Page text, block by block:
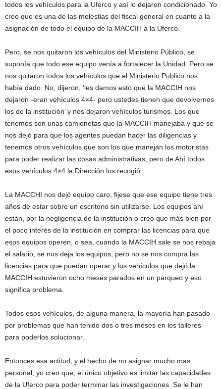
todos los vehículos para la Uferco y así lo dejaron condicionado. Yo
creo que es una de las molestias del fiscal general en cuanto a la
asignación de todo el equipo de la MACCIH a la Uferco.
Pero, se nos quitaron los vehículos del Ministerio Público, se
suponía que todo ese equipo venía a fortalecer la Unidad. Pero se
nos quitaron todos los vehículos que el Ministerio Publico nos
había dado. No, dijeron, ‘les damos esto que la MACCIH nos
dejaron -eran vehículos 4×4- pero ustedes tienen que devolvernos
los de la institución’ y nos dejaron vehículos turismos. Los que
tenemos son unas camionetas que la MACCIH manejaba y que se
nos dejó para que los agentes puedan hacer las diligencias y
tenemos otros vehículos que son los que manejan los motoristas
para poder realizar las cosas administrativas, pero de Ahí todos
esos vehículos 4×4 la Dirección los recogió.
La MACCHI nos dejó equipo caro, fijese que ese equipo tiene tres
años de estar sobre un escritorio sin utilizarse. Los equipos ahí
están, por la negligencia de la institución o creo que más bien por
el poco interés de la institución en comprar las licencias para que
esos equipos operen, o sea, cuando la MACCIH sale se nos rebaja
el salario, se nos deja los equipos, pero no se nos compra las
licencias para que puedan operar y los vehículos que dejó la
MACCIH estuvieron ocho meses parados en un parqueo y eso
significa problema.
Todos esos vehículos, de alguna manera, la mayoría han pasado
por problemas que han tenido dos o tres meses en los talleres
para poderlos solucionar.
Entonces esa actitud, y el hecho de no asignar mucho mas
personal, yo creo que, el único objetivo es limitar las capacidades
de la Uferco para poder terminar las investigaciones. Se le han